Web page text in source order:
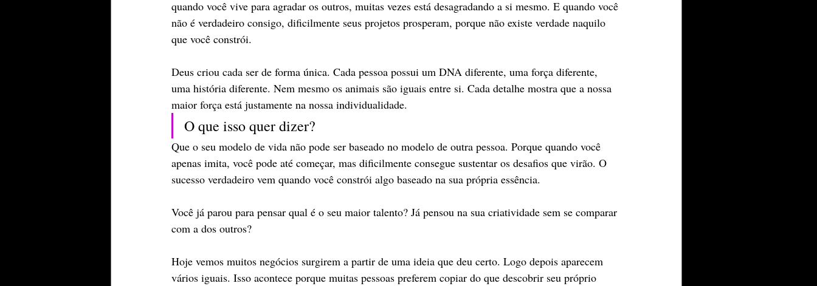
quando você vive para agradar os outros, muitas vezes está desagradando a si mesmo. E quando você
não é verdadeiro consigo, dificilmente seus projetos prosperam, porque não existe verdade naquilo
que você constrói.
Deus criou cada ser de forma única. Cada pessoa possui um DNA diferente, uma força diferente,
uma história diferente. Nem mesmo os animais são iguais entre si. Cada detalhe mostra que a nossa
maior força está justamente na nossa individualidade.
O que isso quer dizer?
Que o seu modelo de vida não pode ser baseado no modelo de outra pessoa. Porque quando você
apenas imita, você pode até começar, mas dificilmente consegue sustentar os desafios que virão. O
sucesso verdadeiro vem quando você constrói algo baseado na sua própria essência.
Você já parou para pensar qual é o seu maior talento? Já pensou na sua criatividade sem se comparar
com a dos outros?
Hoje vemos muitos negócios surgirem a partir de uma ideia que deu certo. Logo depois aparecem
vários iguais. Isso acontece porque muitas pessoas preferem copiar do que descobrir seu próprio